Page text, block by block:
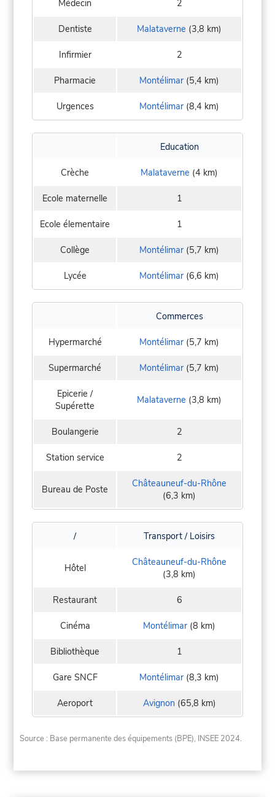
Médecin 2
Dentiste Malataverne (3,8 km)
Infirmier 2
Pharmacie Montélimar (5,4 km)
Urgences Montélimar (8,4 km)
Education
Crèche Malataverne (4 km)
Ecole maternelle 1
Ecole élementaire 1
Collège Montélimar (5,7 km)
Lycée Montélimar (6,6 km)
Commerces
Hypermarché Montélimar (5,7 km)
Supermarché Montélimar (5,7 km)
Epicerie /
Supérette
Malataverne (3,8 km)
Boulangerie 2
Station service 2
Bureau de Poste
Châteauneuf-du-Rhône
(6,3 km)
/ Transport / Loisirs
Hôtel
Châteauneuf-du-Rhône
(3,8 km)
Restaurant 6
Cinéma Montélimar (8 km)
Bibliothèque 1
Gare SNCF Montélimar (8,3 km)
Aeroport Avignon(65,8 km)
Source : Base permanente des équipements (BPE), INSEE 2024.